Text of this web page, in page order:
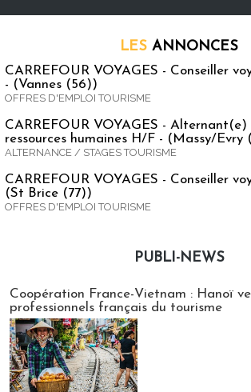
LES ANNONCES
CARREFOUR VOYAGES - Conseiller
- (Vannes (56))
OFFRES D'EMPLOI TOURISME
CARREFOUR VOYAGES -
ressources humaines H/F - (Massy/Evry
ALTERNANCE / STAGES TOURISME
CARREFOUR VOYAGES - Conseiller
(St Brice (77))
OFFRES D'EMPLOI TOURISME
PUBLI-NEWS
Coopération France-Vietnam : Hanoï
professionnels français du tourisme